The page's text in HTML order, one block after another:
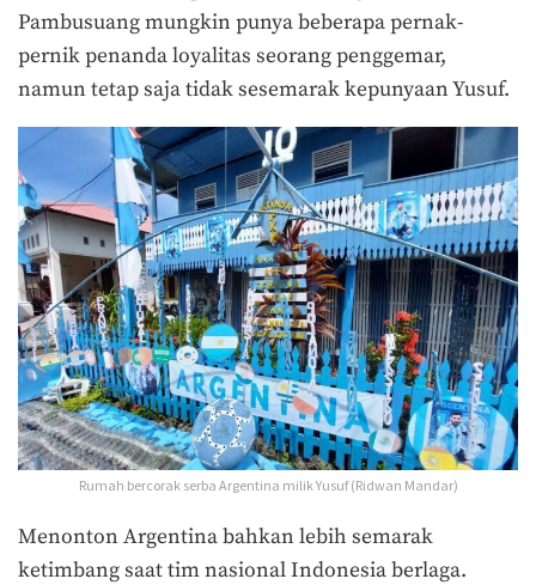
Pambusuang mungkin punya beberapa pernak-
pernik penanda loyalitas seorang penggemar,
namun tetap saja tidak sesemarak kepunyaan Yusuf.
Rumah bercorak serba Argentina milik Yusuf (Ridwan Mandar)
Menonton Argentina bahkan lebih semarak
ketimbang saat tim nasional Indonesia berlaga.